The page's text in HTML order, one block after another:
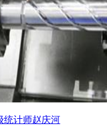
统计师赵庆河